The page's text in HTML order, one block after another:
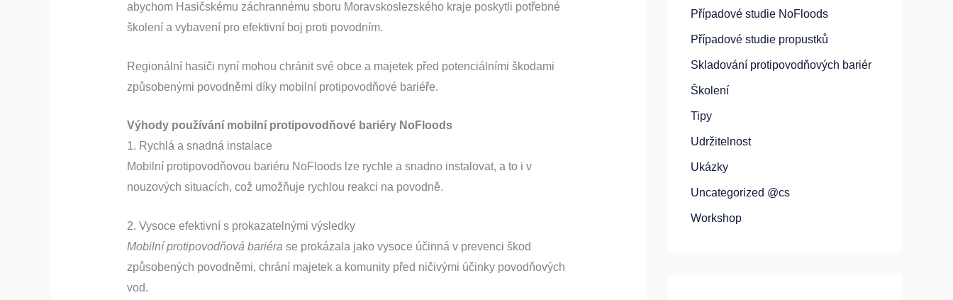
abychom Hasičskému záchrannému sboru Moravskoslezského kraje poskytli potřebné
školení a vybavení pro efektivní boj proti povodním.
Regionální hasiči nyní mohou chránit své obce a majetek před potenciálními škodami
způsobenými povodněmi díky mobilní protipovodňové bariéře.
Výhody používání mobilní protipovodňové bariéry NoFloods
1. Rychlá a snadná instalace
Mobilní protipovodňovou bariéru NoFloods lze rychle a snadno instalovat, a to i v
nouzových situacích, což umožňuje rychlou reakci na povodně.
2. Vysoce efektivní s prokazatelnými výsledky
Mobilní protipovodňová bariéra se prokázala jako vysoce účinná v prevenci škod
způsobených povodněmi, chrání majetek a komunity před ničivými účinky povodňových
vod.
Případové studie NoFloods
Případové studie propustků
Skladování protipovodňových bariér
Školení
Tipy
Udržitelnost
Ukázky
Uncategorized @cs
Workshop